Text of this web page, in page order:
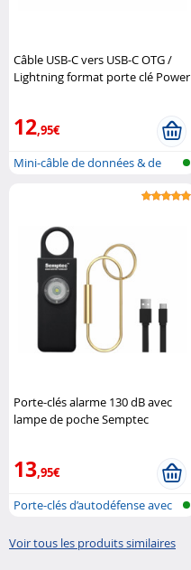
Câble USB-C vers USB-C OTG /
Lightning format porte clé Power
12,95€
Mini-câble de données & de
Porte-clés alarme 130 dB avec
lampe de poche Semptec
13,95€
Porte-clés d’autodéfense avec
Voir tous les produits similaires